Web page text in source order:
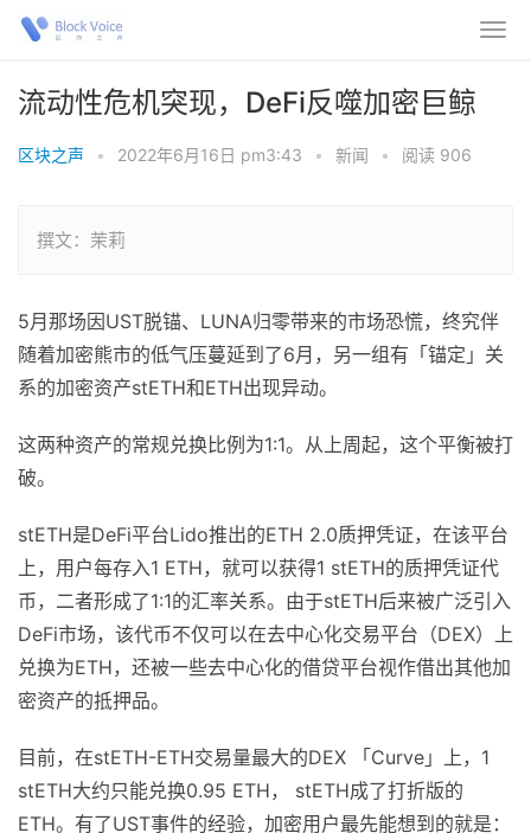
流动性危机突现，DeFi反噬加密巨鲸
区块之声 • 2022年6月16日 pm3:43 • 新闻 • 阅读 906
撰文：茉莉
5月那场因UST脱锚、LUNA归零带来的市场恐慌，终究伴
随着加密熊市的低气压蔓延到了6月，另一组有「锚定」关
系的加密资产stETH和ETH出现异动。
这两种资产的常规兑换比例为1:1。从上周起，这个平衡被打
破。
stETH是DeFi平台Lido推出的ETH 2.0质押凭证，在该平台
上，用户每存入1 ETH，就可以获得1 stETH的质押凭证代
币，二者形成了1:1的汇率关系。由于stETH后来被广泛引入
DeFi市场，该代币不仅可以在去中心化交易平台（DEX）上
兑换为ETH，还被一些去中心化的借贷平台视作借出其他加
密资产的抵押品。
目前，在stETH-ETH交易量最大的DEX 「Curve」上，1
stETH大约只能兑换0.95 ETH， stETH成了打折版的
ETH。有了UST事件的经验，加密用户最先能想到的就是：